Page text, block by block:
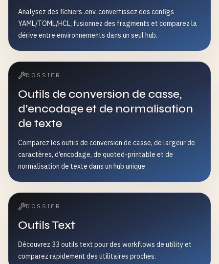
Analysez des fichiers .env, convertissez des configs
YAML/TOML/HCL, fusionnez des fragments et comparez la
dérive entre environnements dans un seul hub.
DOSSIER
Outils de conversion de casse,
d’encodage et de normalisation
de texte
Comparez les outils de conversion de casse, de largeur de
caractères, d’encodage, de quoted-printable et de
normalisation de texte dans un hub unique.
DOSSIER
Outils Text
Découvrez 33 outils text pour des workflows de utility et
comparez rapidement des utilitaires proches.